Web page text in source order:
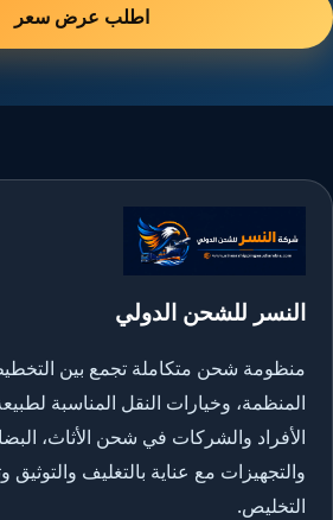
اطلب عرض سعر
النسر للشحن الدولي
منظومة شحن متكاملة تجمع بين التخطيط
المنظمة، وخيارات النقل المناسبة
الأفراد والشركات في شحن الأثاث،
والتجهيزات مع عناية بالتغليف والتوثيق
التخليص.